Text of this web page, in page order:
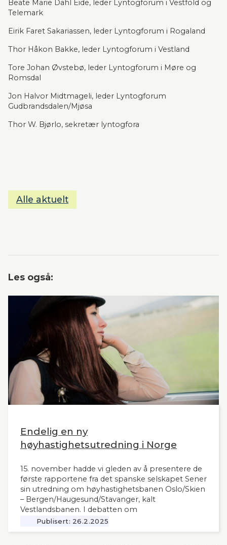
Beate Marie Dahl Eide, leder Lyntogforum i Vestfold og
Telemark
Eirik Faret Sakariassen, leder Lyntogforum i Rogaland
Thor Håkon Bakke, leder Lyntogforum i Vestland
Tore Johan Øvstebø, leder Lyntogforum i Møre og
Romsdal
Jon Halvor Midtmageli, leder Lyntogforum
Gudbrandsdalen/Mjøsa
Thor W. Bjørlo, sekretær lyntogfora
Alle aktuelt
Les også:
Endelig en ny
høyhastighetsutredning i Norge
15. november hadde vi gleden av å presentere de
første rapportene fra det spanske selskapet Sener
sin utredning om høyhastighetsbanen Oslo/Skien
– Bergen/Haugesund/Stavanger, kalt
Vestlandsbanen. I debatten om
høyhastighetsbaner i Norge har man savnet et
nytt og oppdatert grunnlag, siden tidligere,
Publisert: 26.2.2025